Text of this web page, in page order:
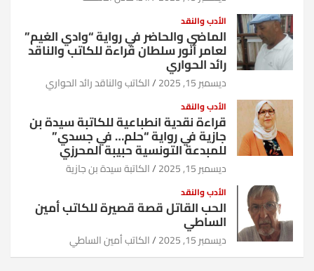
الأدب والنقد
الماضي والحاضر في رواية “وادي الغيم”
لعامر أنور سلطان قراءة للكاتب والناقد
رائد الحواري
ديسمبر 15, 2025 الكاتب والناقد رائد الحواري
الأدب والنقد
قراءة نقدية انطباعية للكاتبة سيدة بن
جازية في رواية “حلم… في جسدي”
للمبدعة التونسية حبيبة المحرزي
ديسمبر 15, 2025 الكاتبة سيدة بن جازية
الأدب والنقد
الحب القاتل قصة قصيرة للكاتب أمين
الساطي
ديسمبر 15, 2025 الكاتب أمين الساطي